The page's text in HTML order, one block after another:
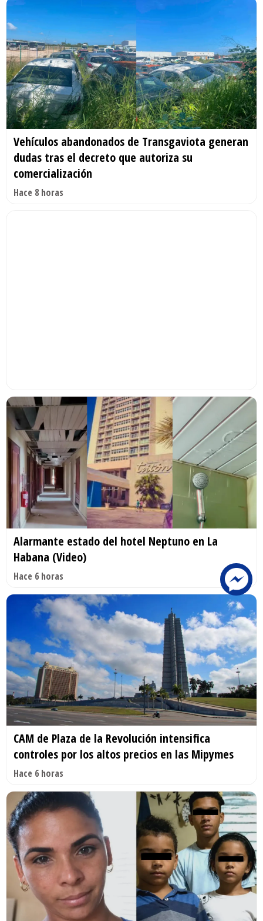
Vehículos abandonados de Transgaviota generan
dudas tras el decreto que autoriza su
comercialización
Hace 8 horas
Alarmante estado del hotel Neptuno en La
Habana (Video)
Hace 6 horas
CAM de Plaza de la Revolución intensifica
controles por los altos precios en las Mipymes
Hace 6 horas